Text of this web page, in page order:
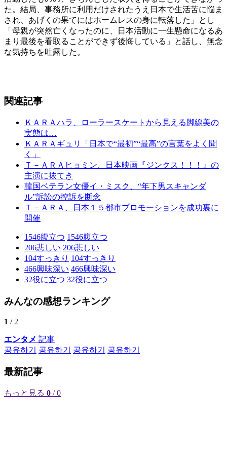
た。結局、事務所に利用だけされたうえ日本で生活苦に悩ま
され、あげくの果てにはホームレスの身に転落した」とし
「母親が突然亡くなったのに、日本活動に一生懸命になるあ
まり最後を看取ることができず後悔している」と話し、無念
な気持ちを吐露した。
関連記事
ＫＡＲＡハラ、ローラースケートから見える脚線美の
実態は…
ＫＡＲＡギュリ「日本で“最初”“最高”の言葉をよく聞
く」
Ｔ－ＡＲＡヒョミン、日本映画『ジンクス！！！』の
主演に抜てき
韓国ベテラン女優イ・ミスク、“年下男スキャンダ
ル”訴訟の控訴を断念
Ｔ－ＡＲＡ、日本１５都市プロモーションを成功裏に
開催
1546腹立つ 1546腹立つ
206悲しい 206悲しい
104すっきり 104すっきり
466興味深い 466興味深い
32役に立つ 32役に立つ
みんなの感想ランキング
1 / 2
エンタメ 記事
공유하기
공유하기 공유하기 공유하기
最新記事
もっと見る 0 / 0